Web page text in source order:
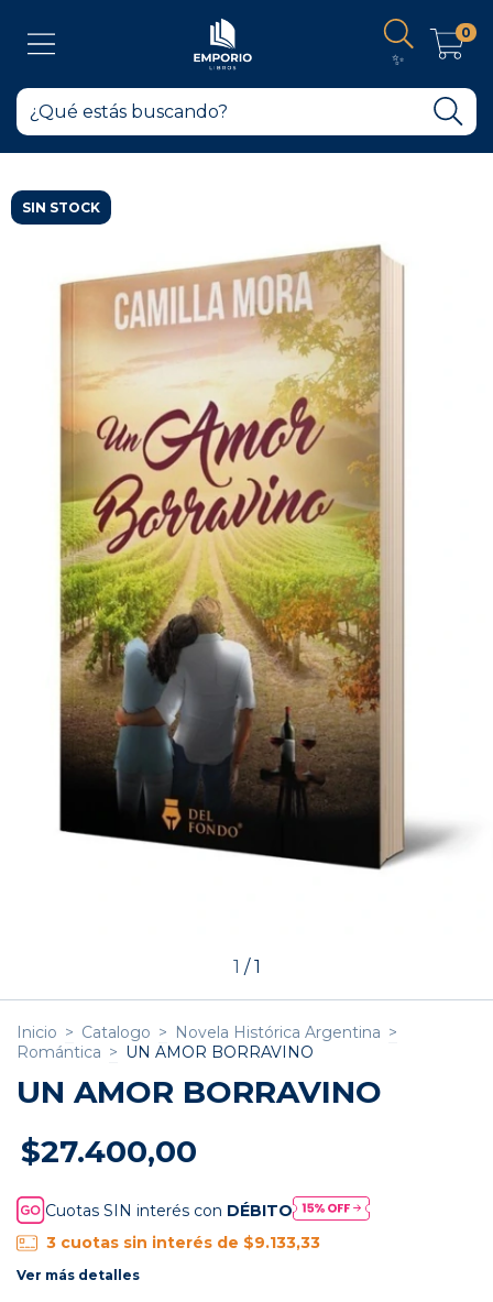
✨
0
SIN STOCK
1 /1
Inicio > Catalogo > Novela Histórica Argentina >
Romántica > UN AMOR BORRAVINO
UN AMOR BORRAVINO
$27.400,00
Cuotas SIN interés con DÉBITO
3 cuotas sin interés de $9.133,33
Ver más detalles